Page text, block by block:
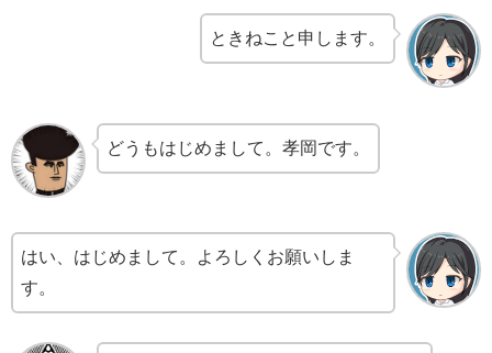
ときねこと申します。
どうもはじめまして。孝岡です。
はい、はじめまして。よろしくお願いしま
す。